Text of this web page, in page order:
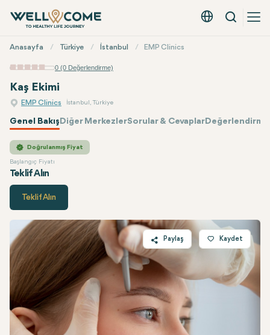
Türkçe - EUR
Arama
Menü
Anasayfa Türkiye İstanbul EMP Clinics
0 (0 Değerlendirme)
Kaş Ekimi
EMP Clinics İstanbul, Türkiye
Genel BakışDiğer MerkezlerSorular & Cevaplar
Doğrulanmış Fiyat
Başlangıç Fiyatı
Teklif Alın
EMP ClinicsFiyatı
Teklif Alın
Paylaş
Twitter
Facebook
Linkedin
WhatsApp
Kaydet